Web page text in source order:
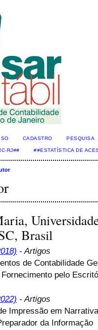
CADASTRO PESQUISA
RJ## ##ESTATÍSTICA DE
Brasil
- Artigos
de Contabilidade
pelo
- Artigos
Impressão em
da Informação